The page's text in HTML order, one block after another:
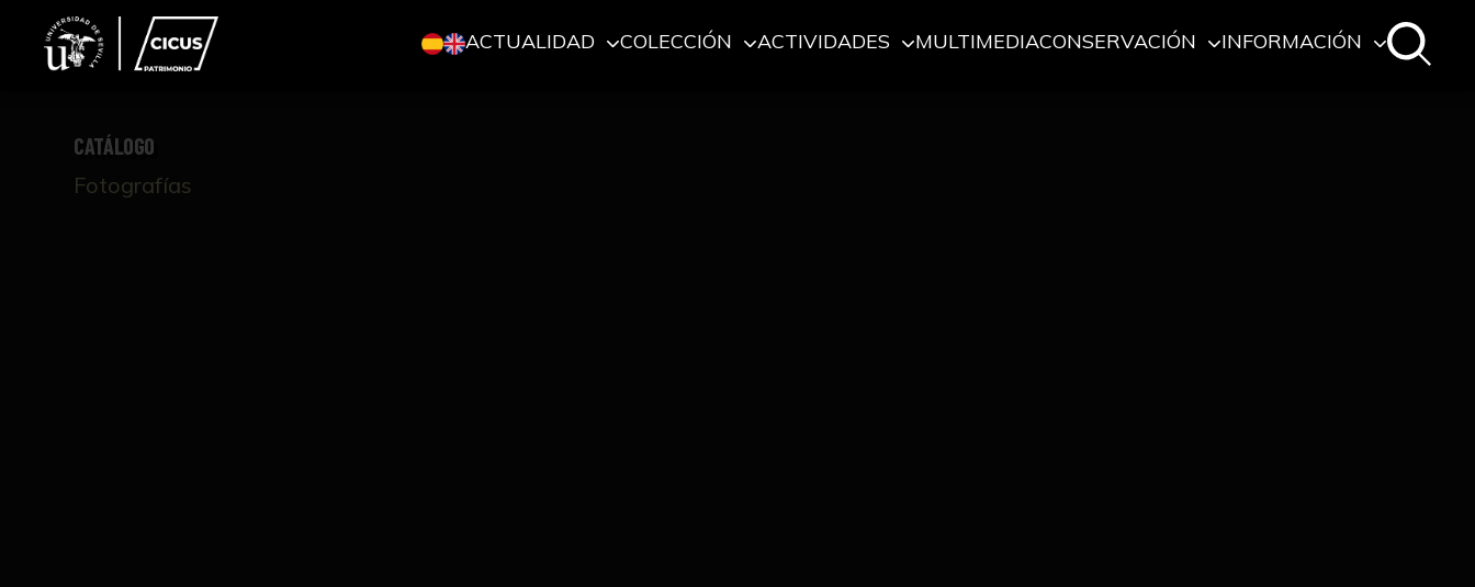
ACTUALIDAD COLECCIÓN ACTIVIDADES MULTIMEDIACONSERVACIÓN INFORMACIÓN
CATÁLOGO
Fotografías